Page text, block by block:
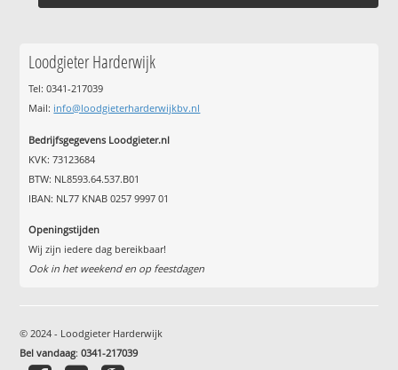
Loodgieter Harderwijk
Tel: 0341-217039
Mail: info@loodgieterharderwijkbv.nl
Bedrijfsgegevens Loodgieter.nl
KVK: 73123684
BTW: NL8593.64.537.B01
IBAN: NL77 KNAB 0257 9997 01
Openingstijden
Wij zijn iedere dag bereikbaar!
Ook in het weekend en op feestdagen
© 2024 - Loodgieter Harderwijk
Bel vandaag:0341-217039